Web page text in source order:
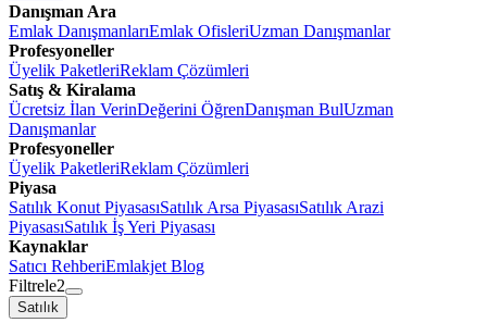
Danışman Ara
Emlak DanışmanlarıEmlak OfisleriUzman Danışmanlar
Profesyoneller
Üyelik PaketleriReklam Çözümleri
Satış & Kiralama
Ücretsiz İlan VerinDeğerini ÖğrenDanışman BulUzman
Danışmanlar
Profesyoneller
Üyelik PaketleriReklam Çözümleri
Piyasa
Satılık Konut PiyasasıSatılık Arsa PiyasasıSatılık Arazi
PiyasasıSatılık İş Yeri Piyasası
Kaynaklar
Satıcı RehberiEmlakjet Blog
Filtrele2
Satılık